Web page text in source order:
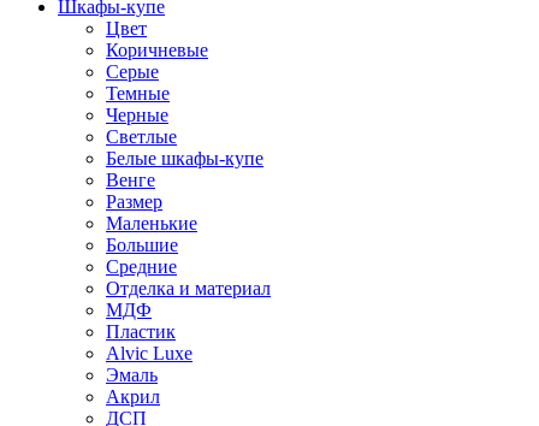
Шкафы-купе
Цвет
Коричневые
Серые
Темные
Черные
Светлые
Белые шкафы-купе
Венге
Размер
Маленькие
Большие
Средние
Отделка и материал
МДФ
Пластик
Alvic Luxe
Эмаль
Акрил
ДСП